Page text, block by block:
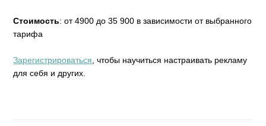
Стоимость: от 4900 до 35 900 в зависимости от выбранного
тарифа
Зарегистрироваться , чтобы научиться настраивать рекламу
для себя и других.